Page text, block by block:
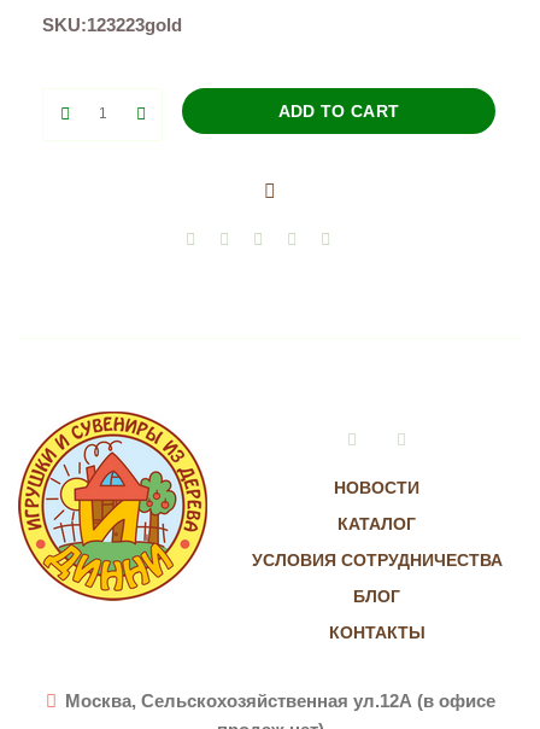
SKU:123223gold
ADD TO CART
НОВОСТИ
КАТАЛОГ
УСЛОВИЯ СОТРУДНИЧЕСТВА
БЛОГ
КОНТАКТЫ
VkontakteInstagram
Москва, Сельскохозяйственная ул.12А (в офисе